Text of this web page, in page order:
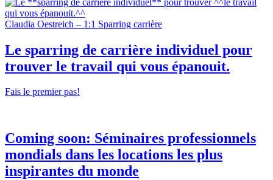
Claudia Oestreich – 1:1 Sparring carrière
Le sparring de carrière individuel pour
trouver le travail qui vous épanouit.
Fais le premier pas!
Coming soon: Séminaires professionnels
mondials dans les locations les plus
inspirantes du monde